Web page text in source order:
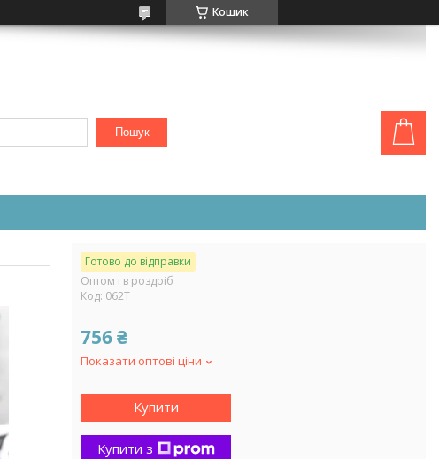
Кошик
Пошук
Готово до відправки
Оптом і в роздріб
Код: 062Т
756 ₴
Показати оптові ціни
Купити
Купити з